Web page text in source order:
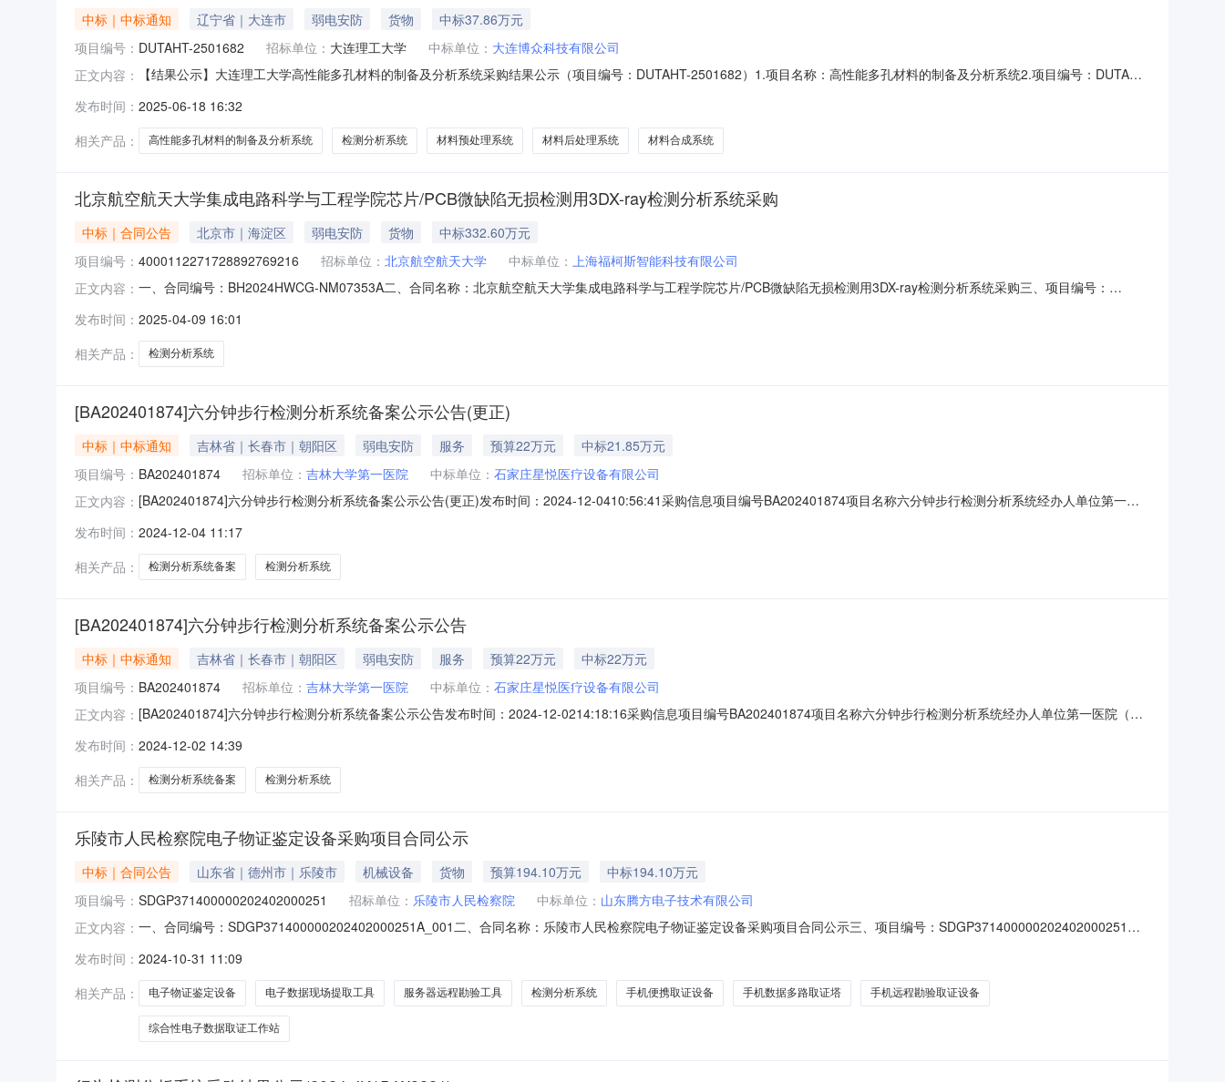
中标｜中标通知 辽宁省｜大连市 弱电安防 货物
中标37.86万元
项目编号： DUTAHT-2501682 招标单位： 大连理工大学 中标单位： 大连博众科技有限公司
正文内容：
【结果公示】大连理工大学高性能多孔材料的制备及分析系统采购结果公示（项目编号：DUTAHT-2501682）1.项目名称：高性能多孔材料的制备及分析系统2.项目编号：DUTAHT-
清单：序号产品名称商标品牌规格型号生产厂家数量单价金额（元）1检测分析系统亿科VGS-04A1.0303587.0303
发布时间： 2025-06-18 16:32
相关产品：
高性能多孔材料的制备及分析系统 检测分析系统 材料预处理系统 材料后处理系统 材料合成系统
北京航空航天大学集成电路科学与工程学院芯片/PCB微缺陷无损检测用3DX-ray检测分析系统采购
中标｜合同公告 北京市｜海淀区 弱电安防 货物
中标332.60万元
项目编号： 4000112271728892769216 招标单位： 北京航空航天大学 中标单位： 上海福柯斯智能科技有限公司
正文内容： 一、合同编号：BH2024HWCG-NM07353A二、合同名称：北京航空航天大学集成电路科学与工程学院芯片/PCB微缺陷无损检测用3DX-ray检测分析系统采购三、项目编号：
大学地址：北京市海淀区学院路37号联系方式：010-82313349供应商（乙方）：上海福柯斯智能科技有限公司地址：上海市松江区九亭镇九新公路788号1幢1层
发布时间： 2025-04-09 16:01
相关产品：
检测分析系统
[BA202401874]六分钟步行检测分析系统备案公示公告(更正)
中标｜中标通知 吉林省｜长春市｜朝阳区 弱电安防 服务 预算22万元
中标21.85万元
项目编号： BA202401874 招标单位： 吉林大学第一医院 中标单位： 石家庄星悦医疗设备有限公司
正文内容： [BA202401874]六分钟步行检测分析系统备案公示公告(更正)发布时间：2024-12-0410:56:41采购信息项目编号BA202401874项目名称六分钟步行检测分析系统经办人单位第一医
泉区光谷科技园立翔慧科产业园6号楼B座4层采购单位吉林大学第一医院（白求恩第一临床医学院）付款方式货到验收合格办理相关手续后100%付款。供应商
发布时间： 2024-12-04 11:17
相关产品：
检测分析系统备案 检测分析系统
[BA202401874]六分钟步行检测分析系统备案公示公告
中标｜中标通知 吉林省｜长春市｜朝阳区 弱电安防 服务 预算22万元
中标22万元
项目编号： BA202401874 招标单位： 吉林大学第一医院 中标单位： 石家庄星悦医疗设备有限公司
正文内容： [BA202401874]六分钟步行检测分析系统备案公示公告发布时间：2024-12-0214:18:16采购信息项目编号BA202401874项目名称六分钟步行检测分析系统经办人单位第一医院（白
谷科技园立翔慧科产业园6号楼B座4层采购单位吉林大学第一医院（白求恩第一临床医学院）付款方式货到验收合格办理相关手续后100%付款。供应商联系手机
发布时间： 2024-12-02 14:39
相关产品：
检测分析系统备案 检测分析系统
乐陵市人民检察院电子物证鉴定设备采购项目合同公示
中标｜合同公告 山东省｜德州市｜乐陵市 机械设备 货物 预算194.10万元
中标194.10万元
项目编号： SDGP371400000202402000251 招标单位： 乐陵市人民检察院 中标单位： 山东腾方电子技术有限公司
正文内容： 一、合同编号：SDGP371400000202402000251A_001二、合同名称：乐陵市人民检察院电子物证鉴定设备采购项目合同公示三、项目编号：SDGP371400000202402000251
技术有限公司地址：山东省济南市历城区临港经济开发区工业北路4567号智荟瓴智造科技城一期D2号楼301C42联系方式：18660102568六、合同
发布时间： 2024-10-31 11:09
相关产品：
电子物证鉴定设备 电子数据现场提取工具 服务器远程勘验工具 检测分析系统 手机便携取证设备 手机数据多路取证塔 手机远程勘验取证设备
综合性电子数据取证工作站